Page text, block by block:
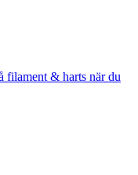
filament & harts när du